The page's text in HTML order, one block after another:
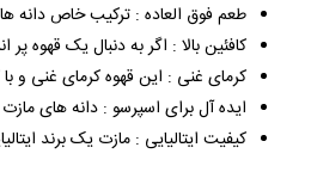
طعم فوق العاده : ترکیب خاص دانه‌
کافئین بالا : اگر به دنبال یک قهوه
کرمای غنی : این قهوه کرمای غنی و
ایده‌ آل برای اسپرسو : دانه‌ های
کیفیت ایتالیایی : مازت یک برند